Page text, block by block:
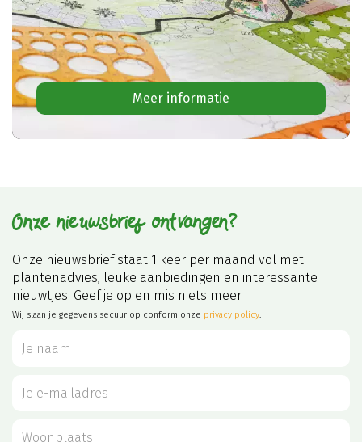
Meer informatie
Onze nieuwsbrief ontvangen?
Onze nieuwsbrief staat 1 keer per maand vol met
plantenadvies, leuke aanbiedingen en interessante
nieuwtjes. Geef je op en mis niets meer.
Wij slaan je gegevens secuur op conform onze privacy policy.